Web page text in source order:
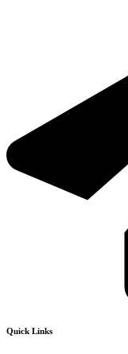
Quick Links